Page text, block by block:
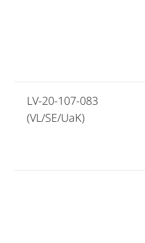
LV-20-107-083
(VL/SE/UaK)